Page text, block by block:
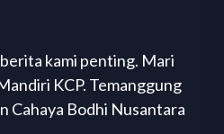
kami penting. Mari
KCP. Temanggung
Cahaya Bodhi Nusantara